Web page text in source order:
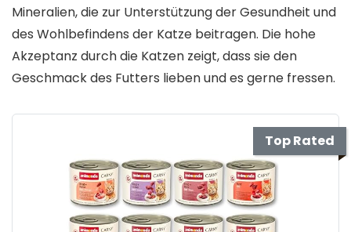
Mineralien, die zur Unterstützung der Gesundheit und
des Wohlbefindens der Katze beitragen. Die hohe
Akzeptanz durch die Katzen zeigt, dass sie den
Geschmack des Futters lieben und es gerne fressen.
Top Rated